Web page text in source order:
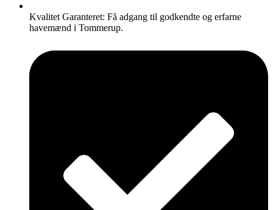
Kvalitet Garanteret: Få adgang til godkendte og erfarne
havemænd i Tommerup.